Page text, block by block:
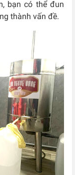
bạn có thể đun
thành vấn đề.